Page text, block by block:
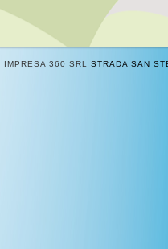
IMPRESA 360 SRL STRADA SAN